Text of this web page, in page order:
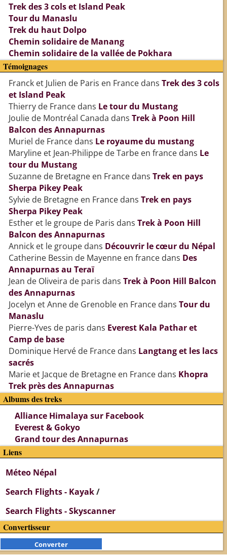
Trek des 3 cols et Island Peak
Tour du Manaslu
Trek du haut Dolpo
Chemin solidaire de Manang
Chemin solidaire de la vallée de Pokhara
Témoignages
Franck et Julien de Paris en Francedans Trek des 3 cols
et Island Peak
Thierry de Francedans Le tour du Mustang
Joulie de Montréal Canada dans Trek à Poon Hill
Balcon des Annapurnas
Muriel de Francedans Le royaume du mustang
Maryline et Jean-Philippe de Tarbe en francedans Le
tour du Mustang
Suzanne de Bretagne en Francedans Trek en pays
Sherpa Pikey Peak
Sylvie de Bretagne en Francedans Trek en pays
Sherpa Pikey Peak
Esther et le groupe de Paris dans Trek à Poon Hill
Balcon des Annapurnas
Annick et le groupedans Découvrir le cœur du Népal
Catherine Bessin de Mayenne en francedans Des
Annapurnas au Teraï
Jean de Oliveira de paris dans Trek à Poon Hill Balcon
des Annapurnas
Jocelyn et Anne de Grenoble en Francedans Tour du
Manaslu
Pierre-Yves de paris dans Everest Kala Pathar et
Camp de base
Dominique Hervé de Francedans Langtang et les lacs
sacrés
Marie et Jacque de Bretagne en Francedans Khopra
Trek près des Annapurnas
Albums des treks
Alliance Himalaya sur Facebook
Everest & Gokyo
Grand tour des Annapurnas
Liens
Méteo Népal
Search Flights - Kayak/
Search Flights - Skyscanner
Convertisseur
Converter